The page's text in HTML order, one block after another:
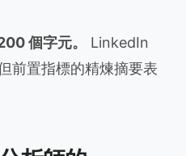
個字元。
LinkedIn
前置指標的精煉摘要表